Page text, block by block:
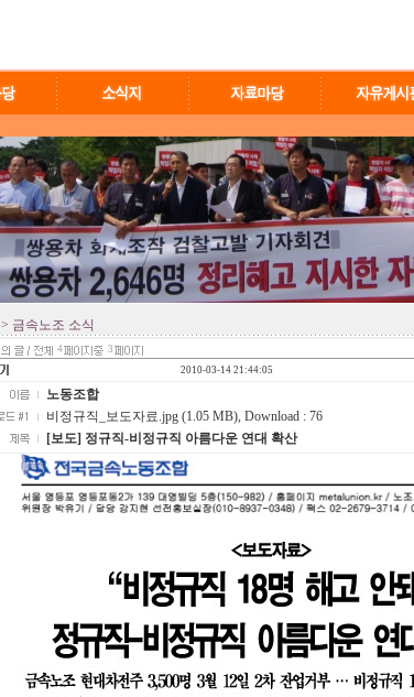
> 금속노조 소식
4
3
2010-03-14 21:44:05
노동조합
비정규직_보도자료.jpg (1.05 MB), Download : 76
[보도] 정규직-비정규직 아름다운 연대 확산